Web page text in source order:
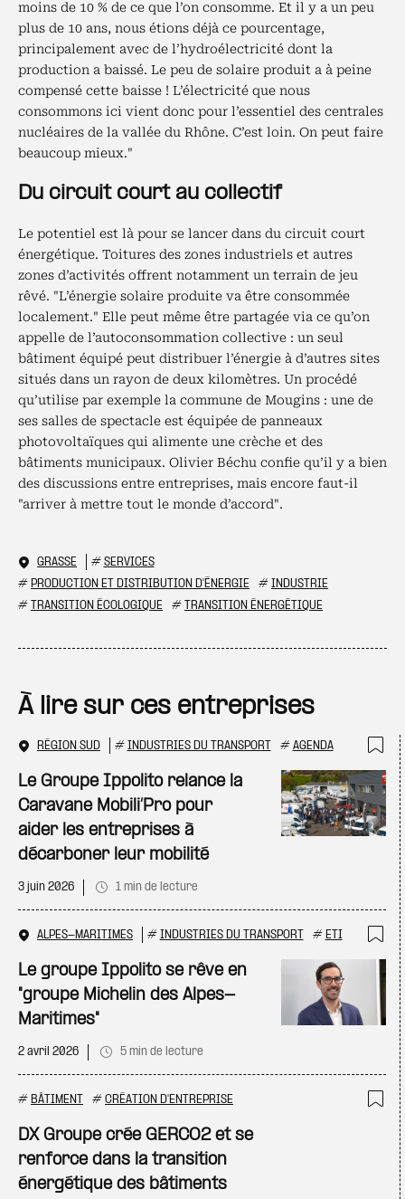
moins de 10 % de ce que l’on consomme. Et il y a un peu
plus de 10 ans, nous étions déjà ce pourcentage,
principalement avec de l’hydroélectricité dont la
production a baissé. Le peu de solaire produit a à peine
compensé cette baisse ! L’électricité que nous
consommons ici vient donc pour l’essentiel des centrales
nucléaires de la vallée du Rhône. C’est loin. On peut faire
beaucoup mieux."
Du circuit court au collectif
Le potentiel est là pour se lancer dans du circuit court
énergétique. Toitures des zones industriels et autres
zones d’activités offrent notamment un terrain de jeu
rêvé. "L’énergie solaire produite va être consommée
localement." Elle peut même être partagée via ce qu’on
appelle de l’autoconsommation collective : un seul
bâtiment équipé peut distribuer l’énergie à d’autres sites
situés dans un rayon de deux kilomètres. Un procédé
qu’utilise par exemple la commune de Mougins : une de
ses salles de spectacle est équipée de panneaux
photovoltaïques qui alimente une crèche et des
bâtiments municipaux. Olivier Béchu confie qu’il y a bien
des discussions entre entreprises, mais encore faut-il
"arriver à mettre tout le monde d’accord".
GRASSE # SERVICES
# PRODUCTION ET DISTRIBUTION D'ÉNERGIE # INDUSTRIE
# TRANSITION ÉCOLOGIQUE # TRANSITION ÉNERGÉTIQUE
À lire sur ces entreprises
RÉGION SUD # INDUSTRIES DU TRANSPORT # AGENDA
Le Groupe Ippolito relance la
Caravane Mobili’Pro pour
aider les entreprises à
décarboner leur mobilité
3 juin 2026 1 min de lecture
ALPES-MARITIMES # INDUSTRIES DU TRANSPORT # ETI
Le groupe Ippolito se rêve en
"groupe Michelin des Alpes-
Maritimes"
2 avril 2026 5 min de lecture
# BÂTIMENT # CRÉATION D'ENTREPRISE
DX Groupe crée GERCO2 et se
renforce dans la transition
énergétique des bâtiments